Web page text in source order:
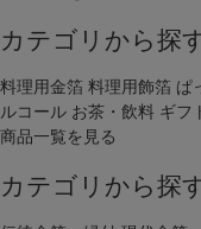
カテゴリから探
料理用金箔 料理用飾箔 ぱ
ルコール お茶・飲料 ギフ
商品一覧を見る
カテゴリから探